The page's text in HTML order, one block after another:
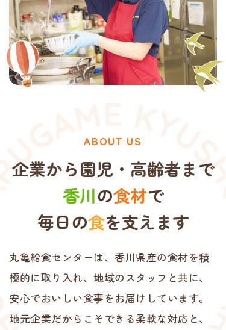
ABOUT US
企業から園児・高齢者まで
香川の食材で
毎日の食を支えます
丸亀給食センターは、香川県産の食材を積
極的に取り入れ、 地域のスタッフと共に、
安心でおいしい食事をお届けしています。
地元企業だからこそできる柔軟な対応と、